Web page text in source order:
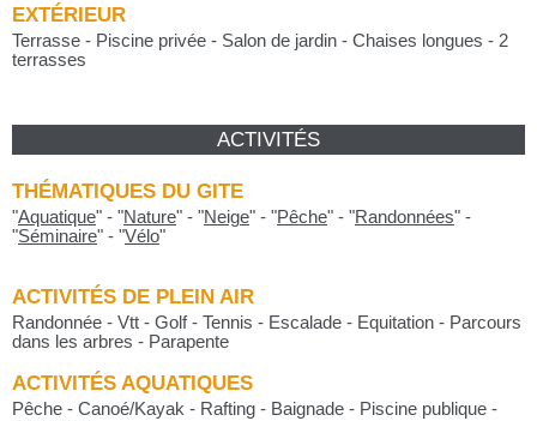
EXTÉRIEUR
Terrasse - Piscine privée - Salon de jardin - Chaises longues - 2
terrasses
ACTIVITÉS
THÉMATIQUES DU GITE
"Aquatique" - "Nature" - "Neige" - "Pêche" - "Randonnées" -
"Séminaire" - "Vélo"
ACTIVITÉS DE PLEIN AIR
Randonnée - Vtt - Golf - Tennis - Escalade - Equitation - Parcours
dans les arbres - Parapente
ACTIVITÉS AQUATIQUES
Pêche - Canoé/Kayak - Rafting - Baignade - Piscine publique -